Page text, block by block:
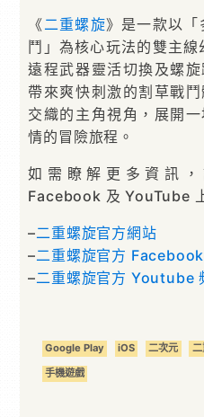
《二重螺旋》是一款以
鬥」為核心玩法的雙主線
遠程武器靈活切換及螺
帶來爽快刺激的割草戰
交織的主角視角，展開
情的冒險旅程。
如需瞭解更多資訊
Facebook 及 YouTube
–二重螺旋官方網站
–二重螺旋官方
–二重螺旋官方 Youtube
Google Play iOS 二次元 二
手機遊戲